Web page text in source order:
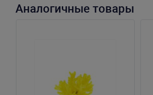
Аналогичные товары